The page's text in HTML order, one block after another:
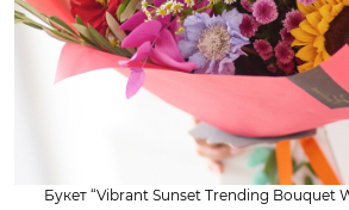
Букет “Vibrant Sunset Trending Bouquet